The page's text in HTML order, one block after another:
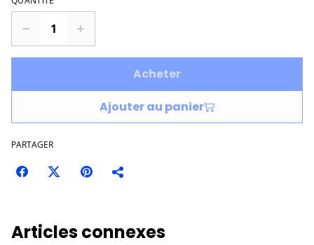
Acheter
Ajouter au panier
PARTAGER
Articles connexes